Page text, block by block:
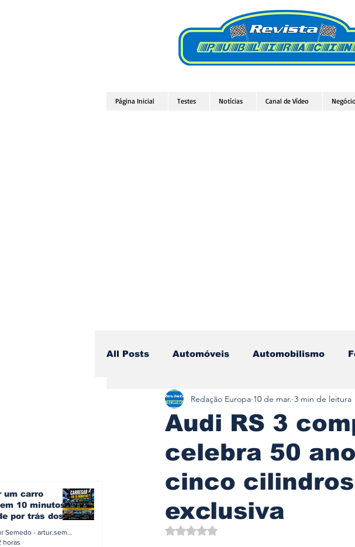
Página Inicial Testes Notícias Canal de Vídeo
um carro
10 minutos?
por trás dos
Artur Semedo - artur.semedo@publiracing.pt
horas
All Posts Automóveis Automobilismo
Camiões Lazer Aviação Motos
Branding & Estratégia Componentes
Audi RS 3
celebra 50
cinco
exclusiva
Redação Europa 10 de mar. 3 min de leitura
Avaliado com NaN de 5 estrelas.